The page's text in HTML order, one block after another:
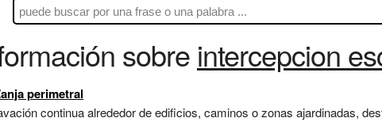
sobre intercepcion
perimetral
continua alrededor de edificios, caminos o zonas ajardinadas,